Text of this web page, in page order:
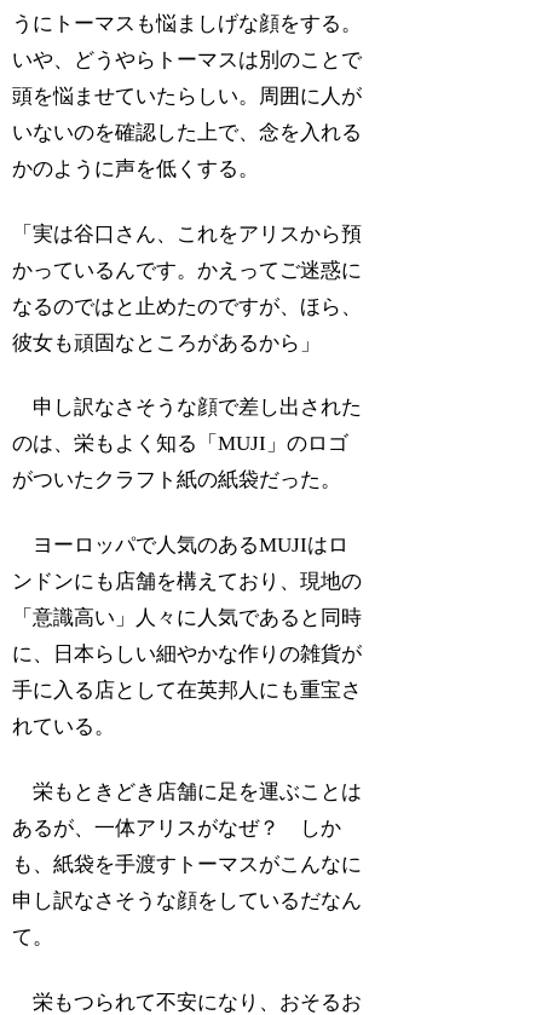
うにトーマスも悩ましげな顔をする。
いや、どうやらトーマスは別のことで
頭を悩ませていたらしい。周囲に人が
いないのを確認した上で、念を入れる
かのように声を低くする。
「実は谷口さん、これをアリスから預
かっているんです。かえってご迷惑に
なるのではと止めたのですが、ほら、
彼女も頑固なところがあるから」
申し訳なさそうな顔で差し出された
のは、栄もよく知る「MUJI」のロゴ
がついたクラフト紙の紙袋だった。
ヨーロッパで人気のあるMUJIはロ
ンドンにも店舗を構えており、現地の
「意識高い」人々に人気であると同時
に、日本らしい細やかな作りの雑貨が
手に入る店として在英邦人にも重宝さ
れている。
栄もときどき店舗に足を運ぶことは
あるが、一体アリスがなぜ？ しか
も、紙袋を手渡すトーマスがこんなに
申し訳なさそうな顔をしているだなん
て。
栄もつられて不安になり、おそるお